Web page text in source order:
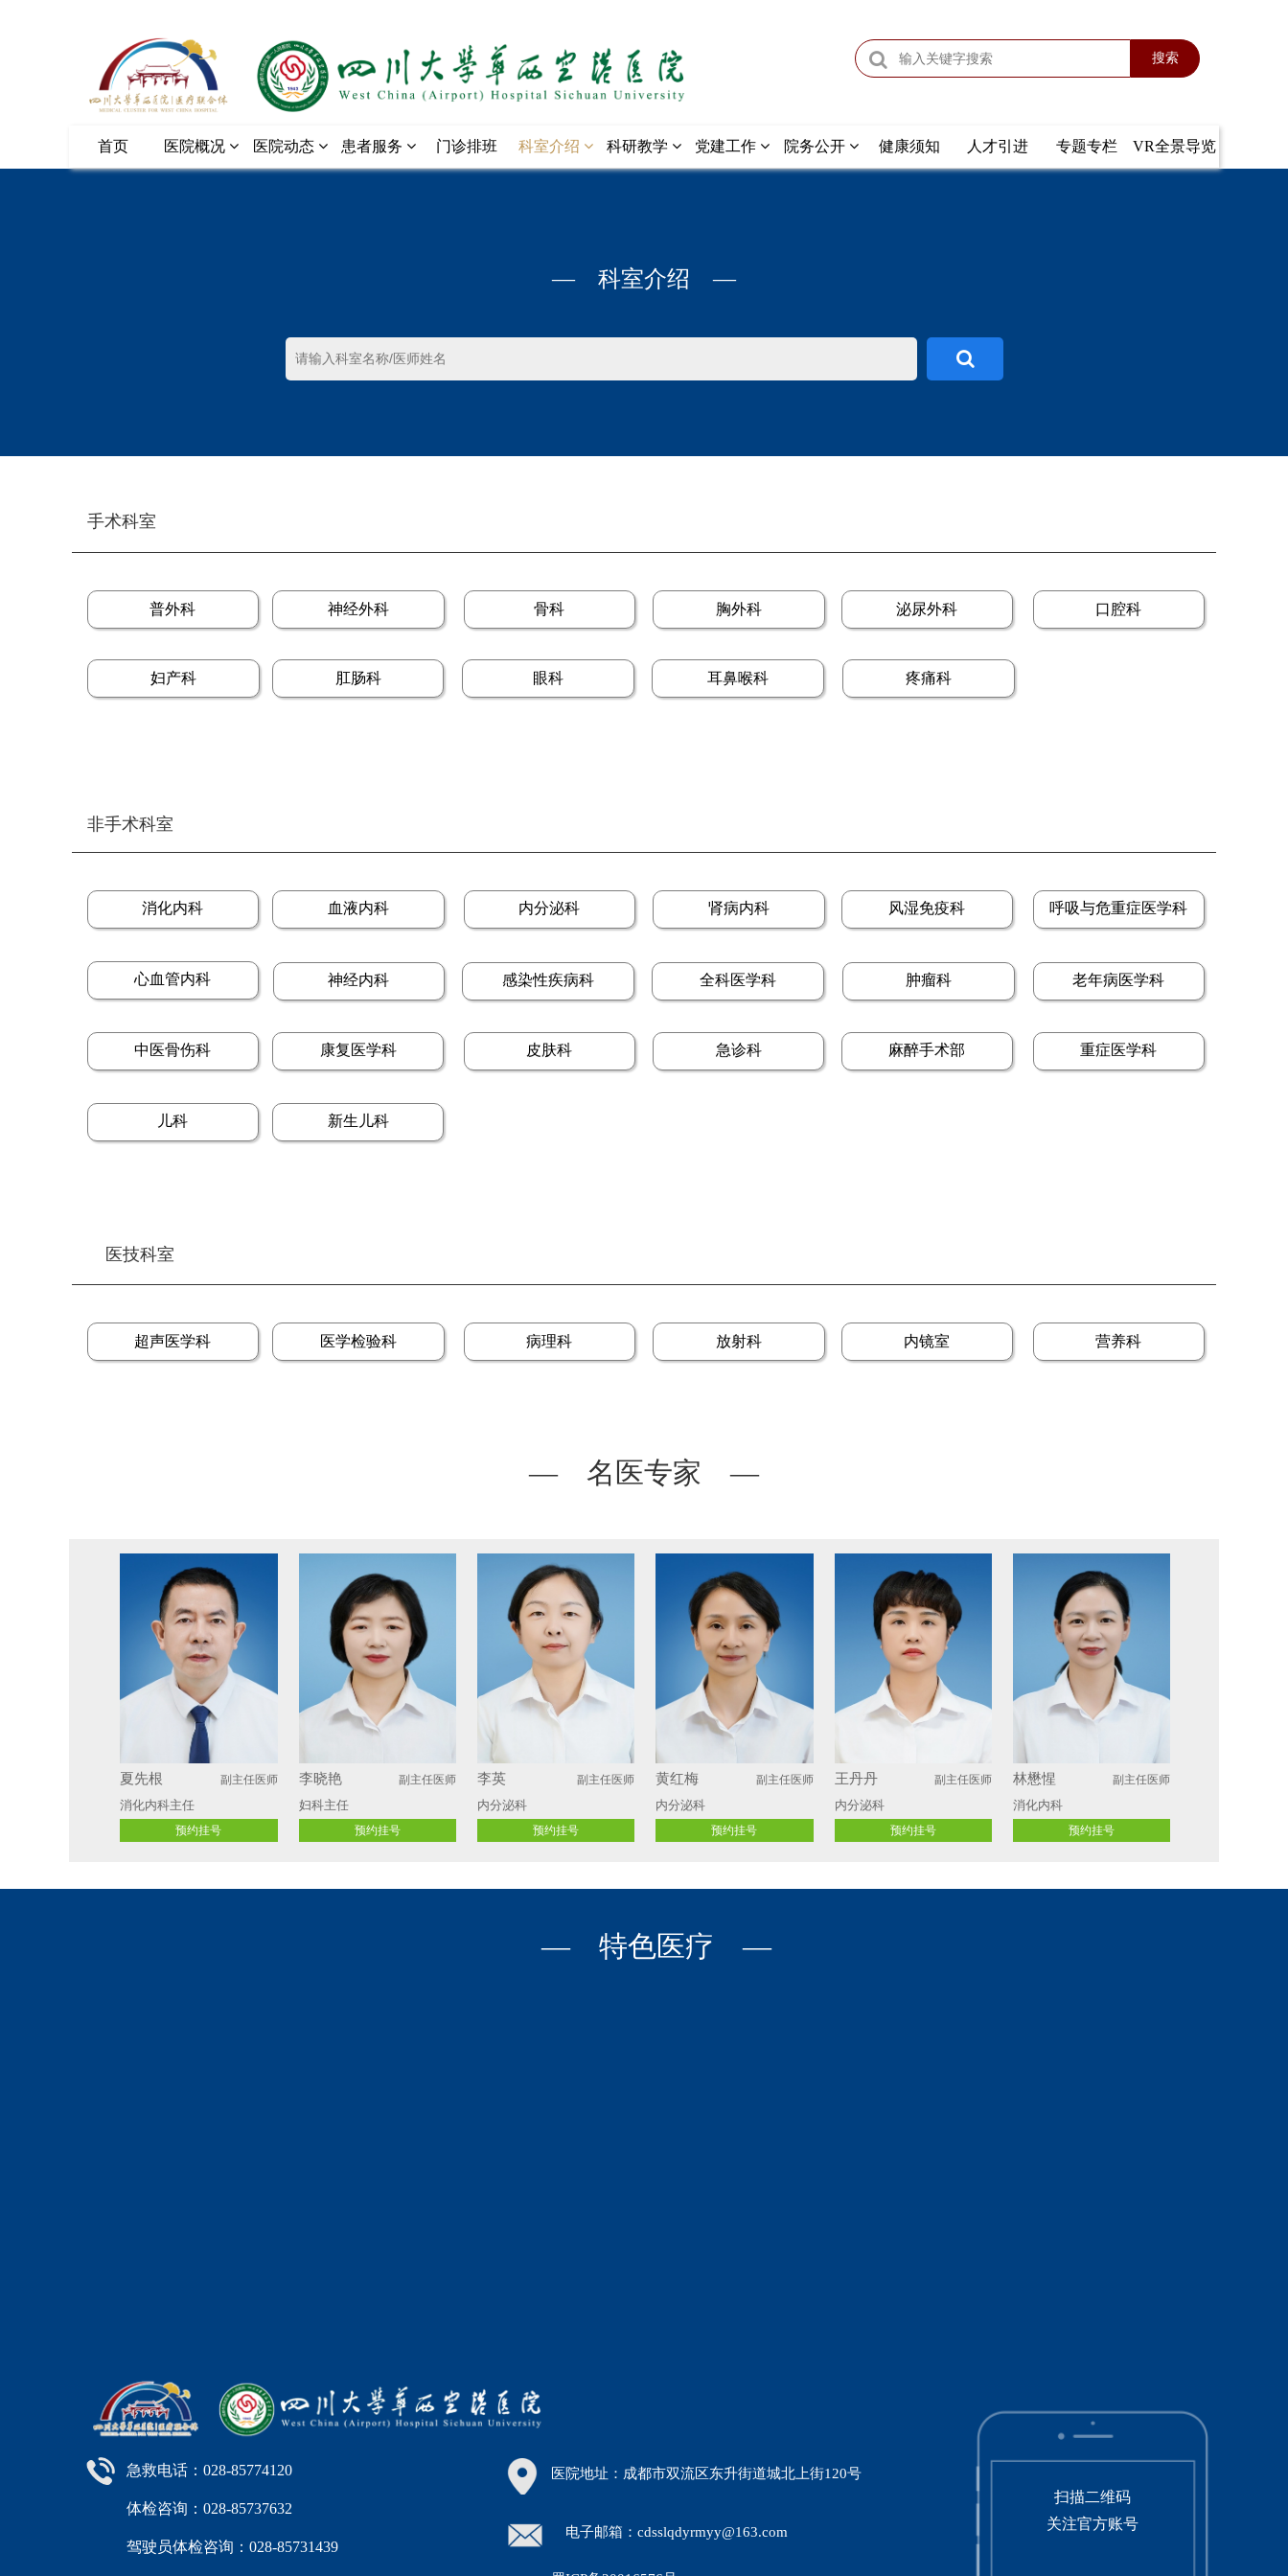
搜索
首页 医院概况 医院动态 患者服务 门诊排班 科室介绍 科研教学 党建工作 院务公开 健康须知 人才引进 专题专栏 VR全景导览
— 科室介绍 —
普外科 神经外科 骨科 胸外科 泌尿外科 口腔科
妇产科 肛肠科 眼科 耳鼻喉科 疼痛科
消化内科 血液内科 内分泌科 肾病内科 风湿免疫科 呼吸与危重症医学科
心血管内科 神经内科 感染性疾病科 全科医学科 肿瘤科 老年病医学科
中医骨伤科 康复医学科 皮肤科 急诊科 麻醉手术部 重症医学科
儿科 新生儿科
非手术科室
超声医学科 医学检验科 病理科 放射科 内镜室 营养科
医技科室
手术科室
— 名医专家 —
夏先根 副主任医师
消化内科主任
预约挂号
李晓艳 副主任医师
妇科主任
预约挂号
李英 副主任医师
内分泌科
预约挂号
黄红梅 副主任医师
内分泌科
预约挂号
王丹丹 副主任医师
内分泌科
预约挂号
林懋惺 副主任医师
消化内科
预约挂号
— 特色医疗 —
医院地址：成都市双流区东升街道城北上街120号
电子邮箱：cdsslqdyrmyy@163.com
扫描二维码
关注官方账号
急救电话：028-85774120
体检咨询：028-85737632
驾驶员体检咨询：028-85731439